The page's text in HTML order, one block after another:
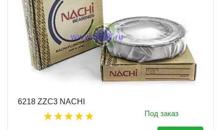
6218 ZZC3 NACHI
Под заказ